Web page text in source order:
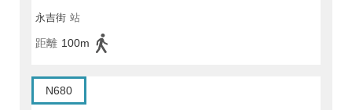
永吉街 站
距離 100m
N680